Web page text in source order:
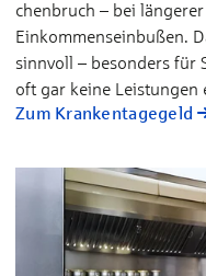
chen­­bruch – bei
Ein­­kom­mens­­ein­bußen.
sinn­voll – be­son­ders für
oft gar kei­ne Leis­tun­gen
Zum Krankentagegeld